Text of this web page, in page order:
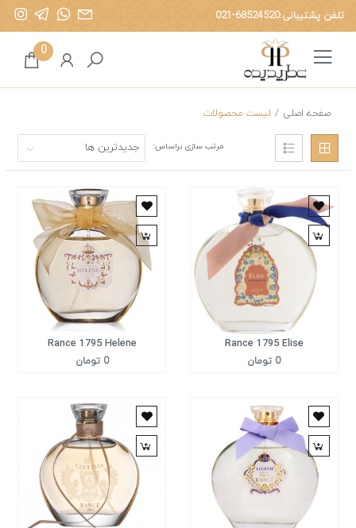
تلفن پشتیبانی:021-68524520
0
صفحه اصلی / لیست محصولات
مرتب سازی براساس:
Rance 1795 Elise
0 تومان
Rance 1795 Helene
0 تومان